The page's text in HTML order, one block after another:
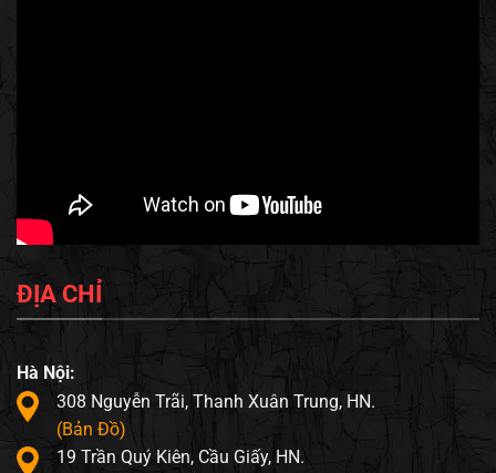
ĐỊA CHỈ
Hà Nội:
308 Nguyễn Trãi, Thanh Xuân Trung, HN.
(Bản Đồ)
19 Trần Quý Kiên, Cầu Giấy, HN.